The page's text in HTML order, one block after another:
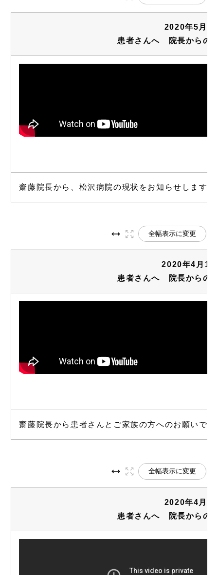
2020年5月1
患者さんへ 院長からの
齋藤院長から、松沢病院の現状をお知らせします。
全幅表示に変更
2020年4月10
患者さんへ 院長からの
齋藤院長から患者さんとご家族の方へのお願いです
全幅表示に変更
2020年4月6
患者さんへ 院長からの